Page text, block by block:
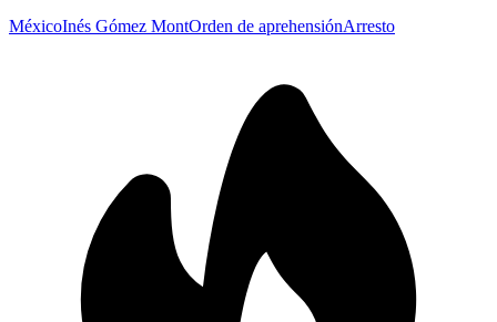
MéxicoInés Gómez MontOrden de aprehensiónArresto